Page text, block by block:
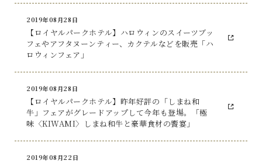
2019年08月28日
【ロイヤルパークホテル】ハロウィンのスイーツブッ
フェやアフタヌーンティー、カクテルなどを販売「ハ
ロウィンフェア」
2019年08月28日
【ロイヤルパークホテル】昨年好評の「しまね和
牛」フェアがグレードアップして今年も登場。「極
味〈KIWAMI〉しまね和牛と豪華食材の饗宴」
2019年08月22日